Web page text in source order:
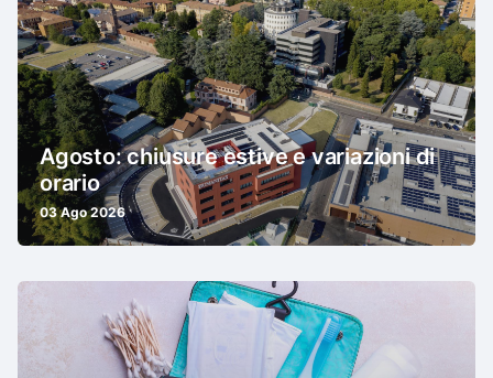
Agosto: chiusure estive e variazioni di
orario
03 Ago 2026